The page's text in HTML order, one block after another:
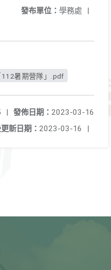
發布單位： 學務處 |
暑期營隊」.pdf
發佈日期： 2023-03-16
|
新日期： 2023-03-16 |